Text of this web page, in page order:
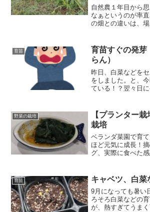
自然農１年目から
なぁというのが率
の畑との違いは、
た畝と平畝で野菜
ようと思いましたよ
育苗
育苗すぐの発
らん）
昨日、白菜などを
をしました。と、
ている！？翌々日
ないよね？培土を
の種が混ざっていた
野菜の栽培
【プランター
栽培
ベランダ菜園で育
ほど元気に成長！
グ、実際に食べた
育苗 キャベツ、白菜
9月になっても暑い
ろそろ白菜などの
が、熱すぎてうま